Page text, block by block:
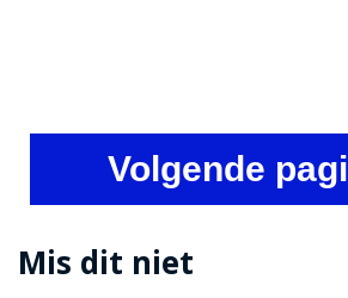
Volgende
Mis dit niet